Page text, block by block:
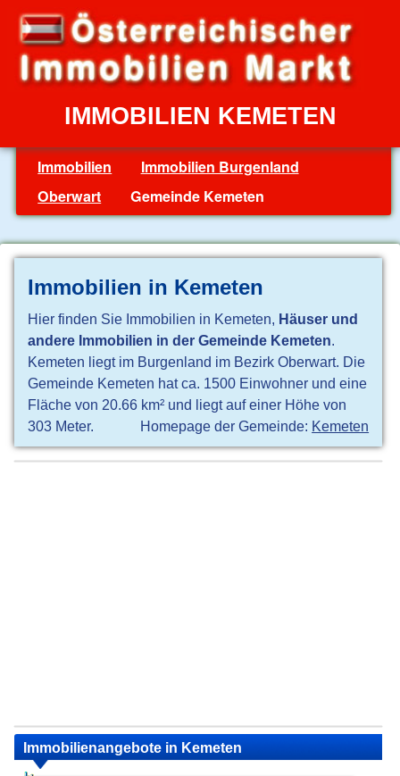
IMMOBILIEN KEMETEN
Immobilien
Immobilien Burgenland
Oberwart
Gemeinde Kemeten
Immobilien in Kemeten
Hier finden Sie Immobilien in Kemeten, Häuser und
andere Immobilien in der Gemeinde Kemeten.
Kemeten liegt im Burgenland im Bezirk Oberwart. Die
Gemeinde Kemeten hat ca. 1500 Einwohner und eine
Fläche von 20.66 km² und liegt auf einer Höhe von
303 Meter.
Homepage der Gemeinde: Kemeten
Immobilienangebote in Kemeten